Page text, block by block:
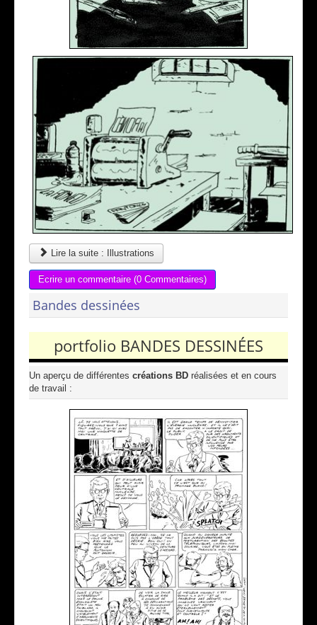
Lire la suite : Illustrations
Ecrire un commentaire (0 Commentaires)
Bandes dessinées
portfolio BANDES DESSINÉES
Un aperçu de différentes créations BD réalisées et en cours
de travail :